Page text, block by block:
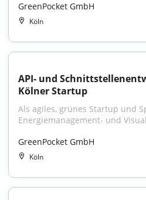
GreenPocket GmbH
Köln
API- und
Kölner Startup
Als agiles, grünes Startup und
Energiemanagement- und
GreenPocket GmbH
Köln